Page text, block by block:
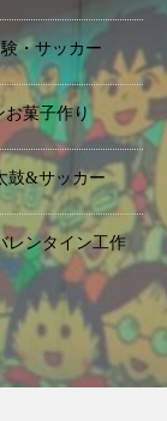
・サッカー
お菓子作り
鼓&サッカー
レンタイン工作